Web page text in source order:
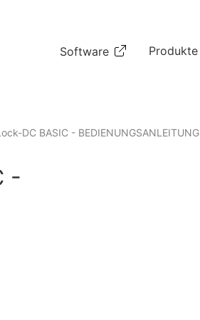
Software Produkte
DC BASIC - BEDIENUNGSANLEITUNG
-